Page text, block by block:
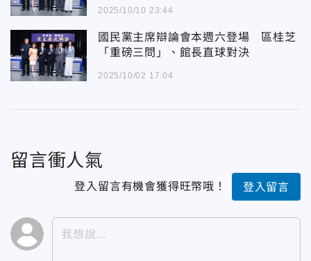
2025/10/10 23:44
國民黨主席辯論會本週六登場 區桂芝
「重磅三問」、館長直球對決
2025/10/02 17:04
留言衝人氣
登入留言有機會獲得旺幣哦！ 登入留言